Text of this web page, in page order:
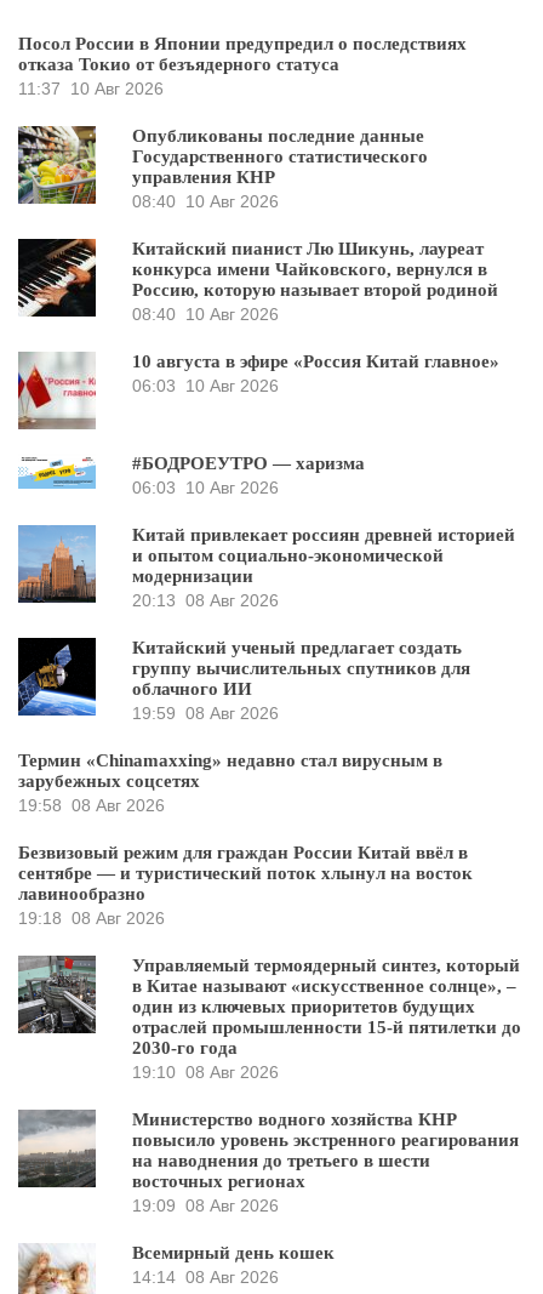
Посол России в Японии предупредил о последствиях
отказа Токио от безъядерного статуса
11:37
10 Авг 2026
Опубликованы последние данные
Государственного статистического
управления КНР
08:40 10 Авг 2026
Китайский пианист Лю Шикунь, лауреат
конкурса имени Чайковского, вернулся в
Россию, которую называет второй родиной
08:40 10 Авг 2026
10 августа в эфире «Россия Китай главное»
06:03
10 Авг 2026
#БОДРОЕУТРО — харизма
06:03
10 Авг 2026
Китай привлекает россиян древней историей
и опытом социально-экономической
модернизации
20:13 08 Авг 2026
Китайский ученый предлагает создать
группу вычислительных спутников для
облачного ИИ
19:59 08 Авг 2026
Термин «Chinamaxxing» недавно стал вирусным в
зарубежных соцсетях
19:58 08 Авг 2026
Безвизовый режим для граждан России Китай ввёл в
сентябре — и туристический поток хлынул на восток
лавинообразно
19:18 08 Авг 2026
Управляемый термоядерный синтез, который
в Китае называют «искусственное солнце», –
один из ключевых приоритетов будущих
отраслей промышленности 15-й пятилетки до
2030-го года
19:10 08 Авг 2026
Министерство водного хозяйства КНР
повысило уровень экстренного реагирования
на наводнения до третьего в шести
восточных регионах
19:09 08 Авг 2026
Всемирный день кошек
14:14 08 Авг 2026